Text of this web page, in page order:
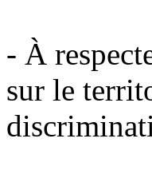
- À
sur le